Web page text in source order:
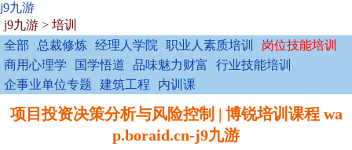
j9九游
j9九游 > 培训
全部
总裁修炼 经理人学院 职业人素质培训
岗位技能培训
商用心理学
国学悟道 品味魅力财富
行业技能培训
企事业单位专题
建筑工程 内训课
项目投资决策分析与风险控制 | 博锐培训课程 wa
p.boraid.cn-j9九游